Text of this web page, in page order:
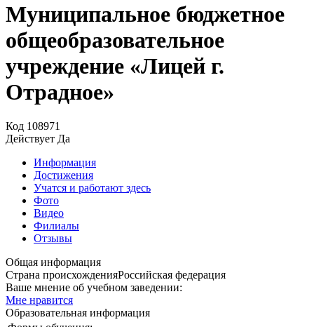
Муниципальное бюджетное
общеобразовательное
учреждение «Лицей г.
Отрадное»
Код 108971
Действует Да
Информация
Достижения
Учатся и работают здесь
Фото
Видео
Филиалы
Отзывы
Общая информация
Страна происхожденияРоссийская федерация
Ваше мнение об учебном заведении:
Мне нравится
Образовательная информация